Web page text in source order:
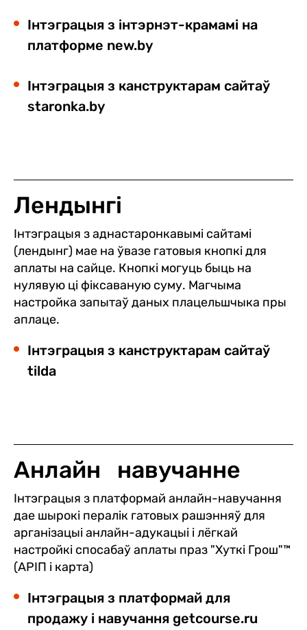
Інтэграцыя з інтэрнэт-крамамі на
платформе new.by
Інтэграцыя з канструктарам сайтаў
staronka.by
Лендынгі
Інтэграцыя з аднастаронкавымі сайтамі
(лендынг) мае на ўвазе гатовыя кнопкі для
аплаты на сайце. Кнопкі могуць быць на
нулявую ці фіксаваную суму. Магчыма
настройка запытаў даных плацельшчыка пры
аплаце.
Інтэграцыя з канструктарам сайтаў
tilda
Анлайн навучанне
Інтэграцыя з платформай анлайн-навучання
дае шырокі пералік гатовых рашэнняў для
арганізацыі анлайн-адукацыі і лёгкай
настройкі спосабаў аплаты праз "Хуткі Грош"™
(АРІП і карта)
Інтэграцыя з платформай для
продажу і навучання getcourse.ru